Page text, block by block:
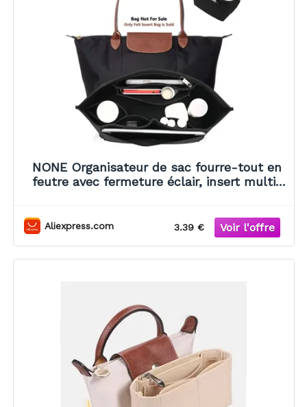
NONE Organisateur de sac fourre-tout en
feutre avec fermeture éclair, insert multi-
voyage
Aliexpress.com 3.39 €